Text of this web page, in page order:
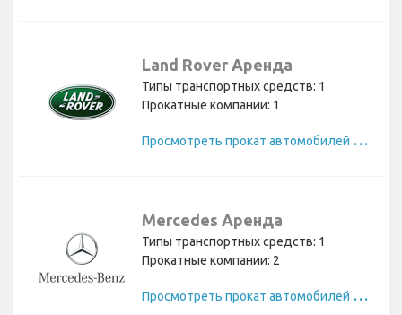
Land Rover Аренда
Типы транспортных средств: 1
Прокатные компании: 1
П
росмотреть прокат автомобилей Land Rover
Mercedes Аренда
Типы транспортных средств: 1
Прокатные компании: 2
П
росмотреть прокат автомобилей Mercedes